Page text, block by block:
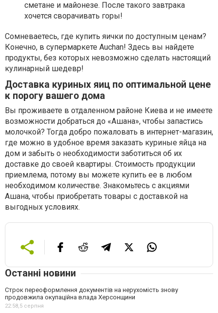
сметане и майонезе. После такого завтрака
хочется сворачивать горы!
Сомневаетесь, где купить яички по доступным ценам?
Конечно, в супермаркете Auchan! Здесь вы найдете
продукты, без которых невозможно сделать настоящий
кулинарный шедевр!
Доставка куриных яиц по оптимальной цене
к порогу вашего дома
Вы проживаете в отдаленном районе Киева и не имеете
возможности добраться до «Ашана», чтобы запастись
молочкой? Тогда добро пожаловать в интернет-магазин,
где можно в удобное время заказать куриные яйца на
дом и забыть о необходимости заботиться об их
доставке до своей квартиры. Стоимость продукции
приемлема, потому вы можете купить ее в любом
необходимом количестве. Знакомьтесь с акциями
Ашана, чтобы приобретать товары с доставкой на
выгодных условиях.
Останні новини
Строк переоформлення документів на нерухомість знову
продовжила окупаційна влада Херсонщини
22:58,5 серпня